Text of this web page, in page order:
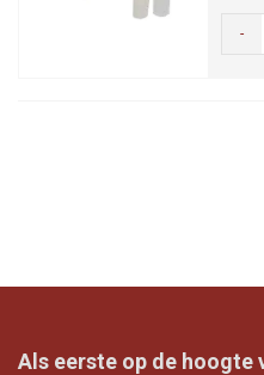
-
Als eerste op de hoogte